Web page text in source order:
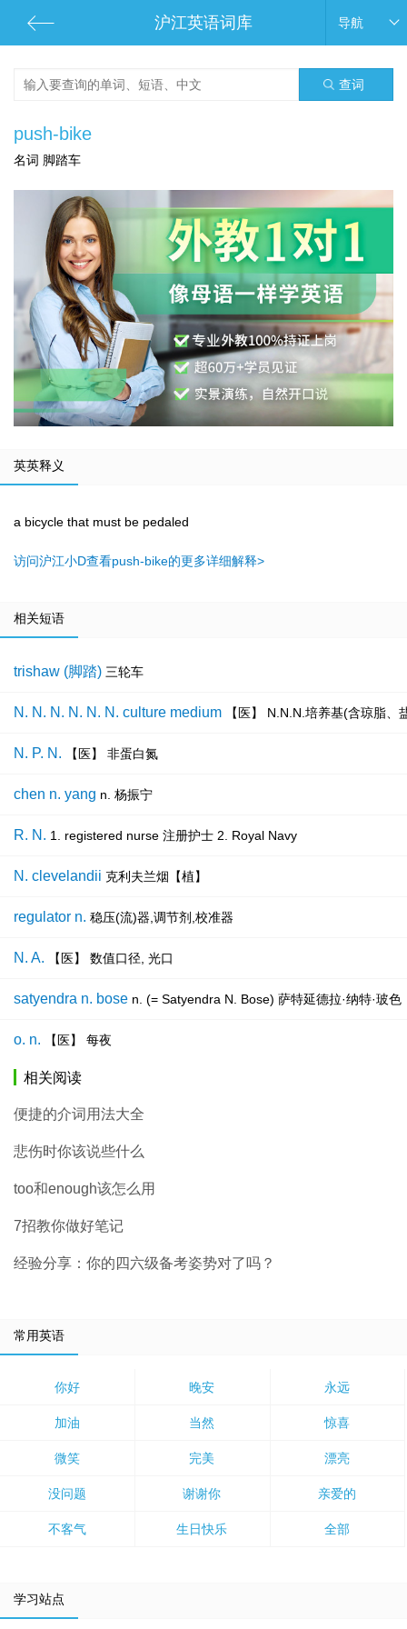
沪江英语词库 导航
查词
push-bike
名词 脚踏车
英英释义
a bicycle that must be pedaled
访问沪江小D查看push-bike的更多详细解释>
相关短语
trishaw (脚踏) 三轮车
N. N. N. N. N. N. culture medium 【医】 N.N.N.培养基(含琼脂
N. P. N. 【医】 非蛋白氮
chen n. yang n. 杨振宁
R. N. 1. registered nurse 注册护士 2. Royal Navy
N. clevelandii 克利夫兰烟【植】
regulator n. 稳压(流)器,调节剂,校准器
N. A. 【医】 数值口径, 光口
satyendra n. bose n. (= Satyendra N. Bose) 萨特延德拉·纳特·玻
o. n. 【医】 每夜
相关阅读
便捷的介词用法大全
悲伤时你该说些什么
too和enough该怎么用
7招教你做好笔记
经验分享：你的四六级备考姿势对了吗？
常用英语
你好 晚安 永远
加油 当然 惊喜
微笑 完美 漂亮
没问题 谢谢你 亲爱的
不客气 生日快乐 全部
学习站点